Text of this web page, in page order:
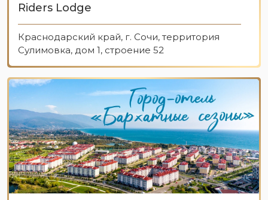
Riders Lodge
Краснодарский край, г. Сочи, территория
Сулимовка, дом 1, строение 52